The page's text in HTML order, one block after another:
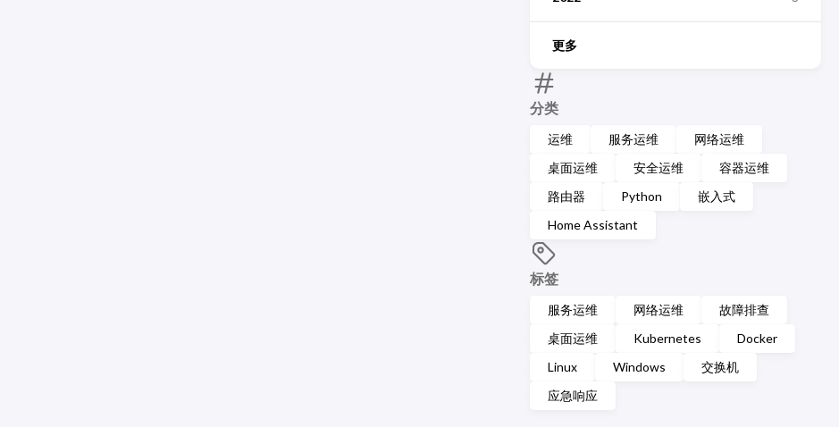
更多
分类
运维 服务运维
网络运维
桌面运维
安全运维
容器运维
路由器
Python
嵌入式
Home Assistant
标签
服务运维 网络运维
故障排查
桌面运维
Kubernetes
Docker
Linux
Windows
交换机
应急响应